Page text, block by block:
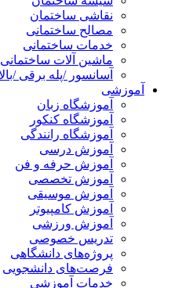
نقاشی ساختمان
مصالح ساختمانی
خدمات ساختمانی
ماشین آلات ساختمانی
آسانسور /پله برقی /
آموزشی
آموزشگاه زبان
آموزشگاه کنکور
آموزشگاه رانندگی
آموزش درسی
آموزش حرفه و فن
آموزش تخصصی
آموزش موسیقی
آموزش کامپیوتر
آموزش ورزشی
تدریس خصوصی
پروژه‌های دانشگاهی
فرصت‌های دانشجویی
خدمات آموزشی